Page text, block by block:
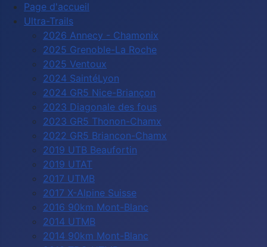
Page d'accueil
Ultra-Trails
2026 Annecy - Chamonix
2025 Grenoble-La Roche
2025 Ventoux
2024 SaintéLyon
2024 GR5 Nice-Briançon
2023 Diagonale des fous
2023 GR5 Thonon-Chamx
2022 GR5 Briancon-Chamx
2019 UTB Beaufortin
2019 UTAT
2017 UTMB
2017 X-Alpine Suisse
2016 90km Mont-Blanc
2014 UTMB
2014 90km Mont-Blanc